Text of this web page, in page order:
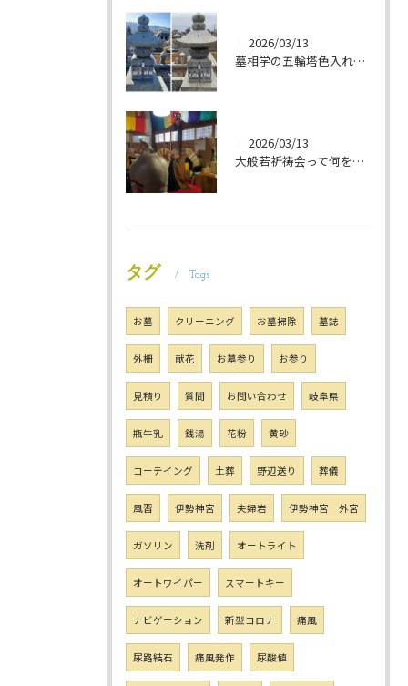
2026/03/13
墓相学の五輪塔色入れ 岐阜のお墓掃除屋「磨き専隊」です
2026/03/13
大般若祈祷会って何をするの？ 岐阜のお墓掃除屋「磨き専隊」です
タグ Tags
お墓 クリーニング お墓掃除 墓誌
外柵 献花 お墓参り お参り
見積り 質問 お問い合わせ 岐阜県
瓶牛乳 銭湯 花粉 黄砂
コーテイング 土葬 野辺送り 葬儀
風習 伊勢神宮 夫婦岩 伊勢神宮 外宮
ガソリン 洗剤 オートライト
オートワイパー スマートキー
ナビゲーション 新型コロナ 痛風
尿路結石 痛風発作 尿酸値